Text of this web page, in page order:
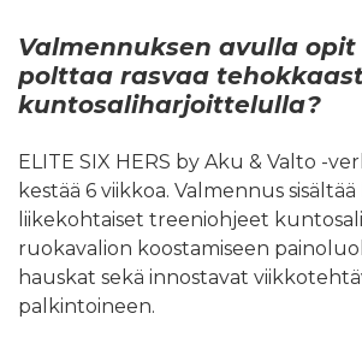
Valmennuksen avulla
polttaa rasvaa
kuntosaliharjoittelulla?
ELITE SIX HERS by Aku & Valto -
kestää 6 viikkoa. Valmennus
liikekohtaiset treeniohjeet
ruokavalion koostamiseen
hauskat sekä innostavat
palkintoineen.